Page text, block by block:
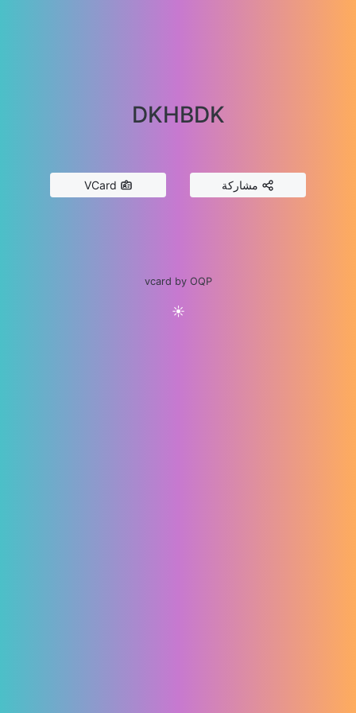
DKHBDK
مشاركة VCard
vcard by OQP
☀️